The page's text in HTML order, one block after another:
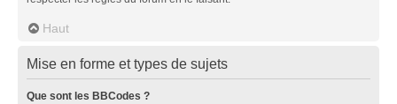
Haut
Mise en forme et types de sujets
Que sont les BBCodes ?